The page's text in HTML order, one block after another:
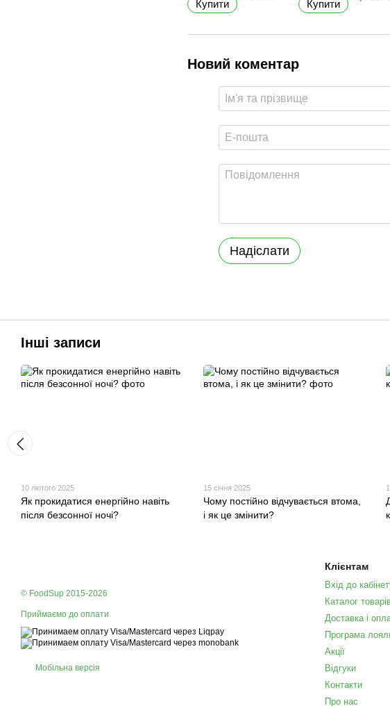
Купити Купити
Новий коментар
Надіслати
Інші записи
10 лютого 2025
Як прокидатися енергійно навіть
після безсонної ночі?
15 січня 2025
Чому постійно відчувається втома,
і як це змінити?
© FoodSup 2015-2026
Приймаємо до оплати
Мобільна версія
Клієнтам
Вхід до
Каталог
Доставка і
Програма
Акції
Відгуки
Контакти
Про нас